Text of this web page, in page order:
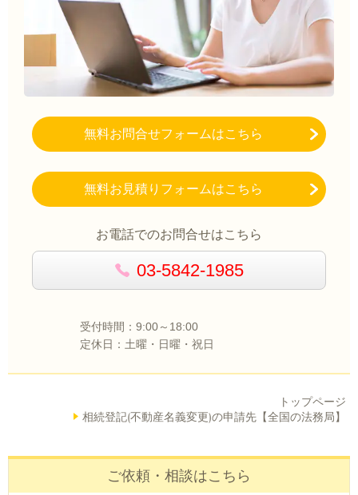
無料お問合せフォームはこちら
無料お見積りフォームはこちら
お電話でのお問合せはこちら
03-5842-1985
受付時間：9:00～18:00
定休日：土曜・日曜・祝日
トップページ
相続登記(不動産名義変更)の申請先【全国の法務局】
ご依頼・相談はこちら